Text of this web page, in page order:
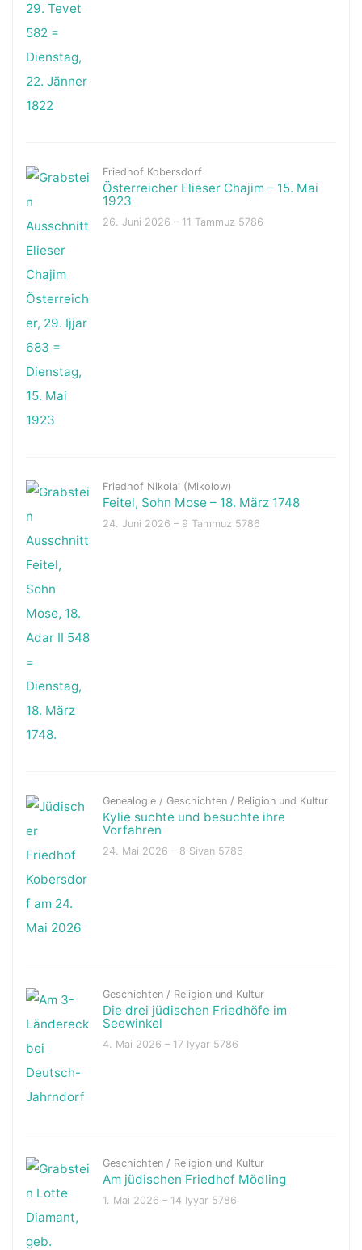
Friedhof Kobersdorf
Österreicher Elieser Chajim – 15. Mai
1923
26. Juni 2026 – 11 Tammuz 5786
Friedhof Nikolai (Mikolow)
Feitel, Sohn Mose – 18. März 1748
24. Juni 2026 – 9 Tammuz 5786
Genealogie/ Geschichten/ Religion und Kultur
Kylie suchte und besuchte ihre
Vorfahren
24. Mai 2026 – 8 Sivan 5786
Geschichten/ Religion und Kultur
Die drei jüdischen Friedhöfe im
Seewinkel
4. Mai 2026 – 17 Iyyar 5786
Geschichten/ Religion und Kultur
Am jüdischen Friedhof Mödling
1. Mai 2026 – 14 Iyyar 5786